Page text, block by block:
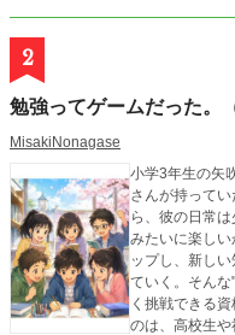
2
勉強ってゲームだった。
MisakiNonagase
小学3年生の矢吹遥
さんが持って
ら、彼の日常は少しず
みたいに楽しいかもしれな
ップし、新し
ていく。そん
く挑戦できる資格試
のは、高校生